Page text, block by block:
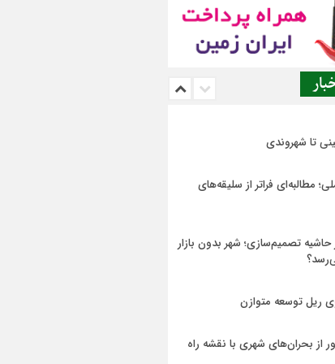
تا شهروندی
مطالبه‌ای فراتر از سلیقه‌های
تصمیم‌سازی؛ شهر بدون بازار
ریل توسعه متوازن
از بحران‌های شهری با نقشه راه